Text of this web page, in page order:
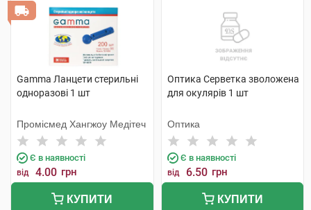
Gamma Ланцети стерильні
одноразові 1 шт
Промісмед Хангжоу Медітеч
Є в наявності
від 4.00 грн
КУПИТИ
Оптика Серветка зволожена
для окулярів 1 шт
Оптика
Є в наявності
від 6.50 грн
КУПИТИ